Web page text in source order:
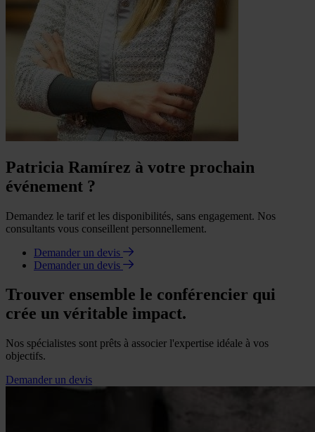
Patricia Ramírez à votre prochain
événement ?
Demandez le tarif et les disponibilités, sans engagement. Nos
consultants vous conseillent personnellement.
Demander un devis
Demander un devis
Trouver ensemble le conférencier qui
crée un véritable impact.
Nos spécialistes sont prêts à associer l'expertise idéale à vos
objectifs.
Demander un devis